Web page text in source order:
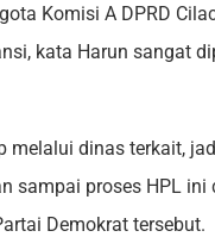
Komisi A DPRD
kata Harun sangat
melalui dinas terkait,
sampai proses HPL
Demokrat tersebut.